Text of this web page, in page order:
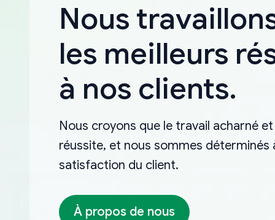
Nous
les meilleurs
à nos clients.
Nous croyons que le travail acharné
réussite, et nous sommes déterminés
satisfaction du client.
À propos de nous